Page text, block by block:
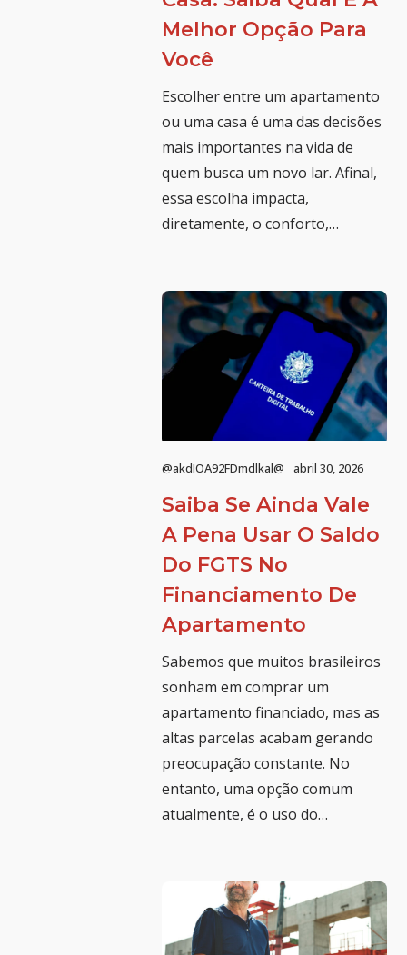
Melhor Opção Para
Você
Escolher entre um apartamento
ou uma casa é uma das decisões
mais importantes na vida de
quem busca um novo lar. Afinal,
essa escolha impacta,
diretamente, o conforto,…
@akdIOA92FDmdlkal@ abril 30, 2026
Saiba Se Ainda Vale
A Pena Usar O Saldo
Do FGTS No
Financiamento De
Apartamento
Sabemos que muitos brasileiros
sonham em comprar um
apartamento financiado, mas as
altas parcelas acabam gerando
preocupação constante. No
entanto, uma opção comum
atualmente, é o uso do…